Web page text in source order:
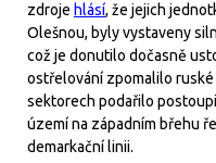
zdroje hlásí, že jejich
Olešnou, byly vystaveny
což je donutilo dočasně
ostřelování zpomalilo
sektorech podařilo
území na západním břehu
demarkační linii.